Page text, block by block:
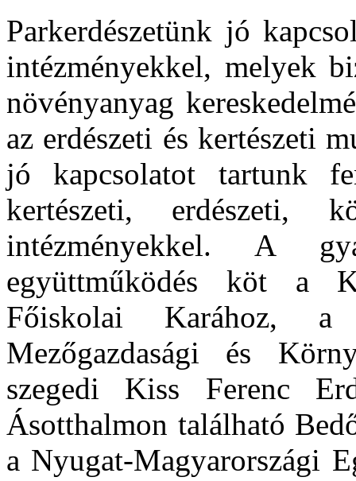
Parkerdészetünk jó
intézményekkel, melyek
növényanyag
az erdészeti és kertészeti
jó kapcsolatot tartunk
kertészeti, erdészeti,
intézményekkel. A
együttműködés köt a
Főiskolai Karához,
Mezőgazdasági és
szegedi Kiss Ferenc
Ásotthalmon található
a Nyugat-Magyarországi